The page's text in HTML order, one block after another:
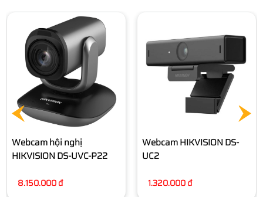
Webcam HIKVISION DS-
UC2
1.320.000 đ
HIKVISION DS-UL2
1.940.000 đ